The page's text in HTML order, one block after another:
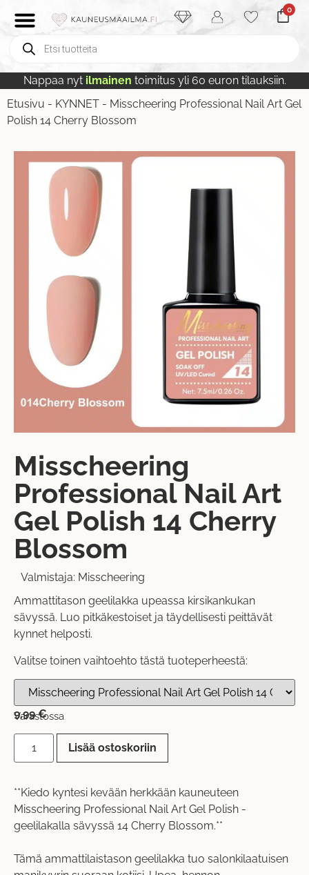
0
Nappaa nyt ilmainen toimitus yli 60 euron tilauksiin.
Etusivu - KYNNET - Misscheering Professional Nail Art Gel
Polish 14 Cherry Blossom
Misscheering
Professional Nail Art
Gel Polish 14 Cherry
Blossom
Valmistaja: Misscheering
Ammattitason geelilakka upeassa kirsikankukan
sävyssä. Luo pitkäkestoiset ja täydellisesti peittävät
kynnet helposti.
Valitse toinen vaihtoehto tästä tuoteperheestä:
9,99€
Varastossa
Lisää ostoskoriin
**Kiedo kyntesi kevään herkkään kauneuteen
Misscheering Professional Nail Art Gel Polish -
geelilakalla sävyssä 14 Cherry Blossom.**
Tämä ammattilaistason geelilakka tuo salonkilaatuisen